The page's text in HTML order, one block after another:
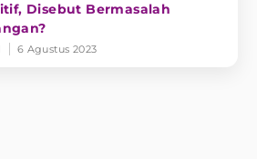
Disebut Bermasalah
6 Agustus 2023